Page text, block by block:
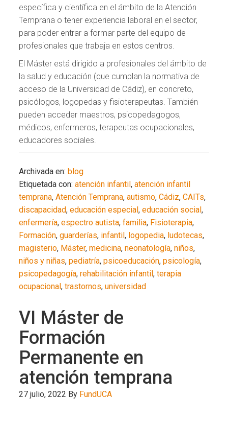
específica y científica en el ámbito de la Atención
Temprana o tener experiencia laboral en el sector,
para poder entrar a formar parte del equipo de
profesionales que trabaja en estos centros.
El Máster está dirigido a profesionales del ámbito de
la salud y educación (que cumplan la normativa de
acceso de la Universidad de Cádiz), en concreto,
psicólogos, logopedas y fisioterapeutas. También
pueden acceder maestros, psicopedagogos,
médicos, enfermeros, terapeutas ocupacionales,
educadores sociales.
Archivada en:blog
Etiquetada con:atención infantil,atención infantil
temprana,Atención Temprana,autismo,Cádiz,CAITs,
discapacidad,educación especial,educación social,
enfermería,espectro autista,familia, Fisioterapia,
Formación,guarderías, infantil, logopedia, ludotecas,
magisterio, Máster,medicina,neonatología,niños,
niños y niñas,pediatría,psicoeducación,psicología,
psicopedagogía,rehabilitación infantil,terapia
ocupacional,trastornos,universidad
VI Máster de
Formación
Permanente en
atención temprana
27 julio, 2022 By FundUCA